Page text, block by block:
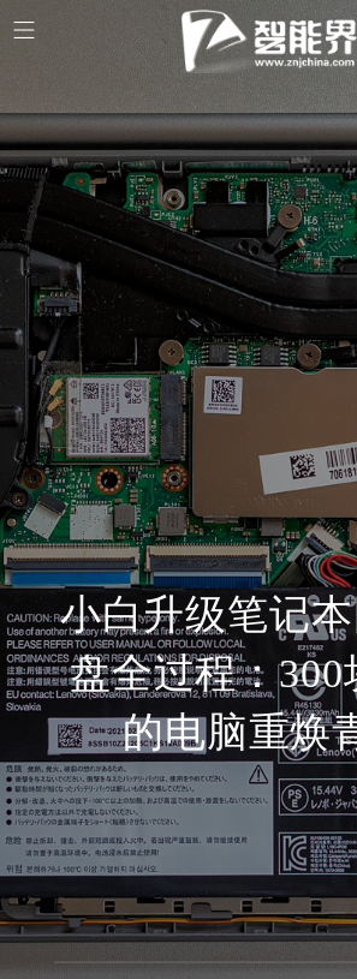
小白升级笔记
盘全过程：300
的电脑重焕